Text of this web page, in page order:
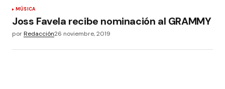
MÚSICA
Joss Favela recibe nominación al GRAMMY
porRedacción26 noviembre, 2019